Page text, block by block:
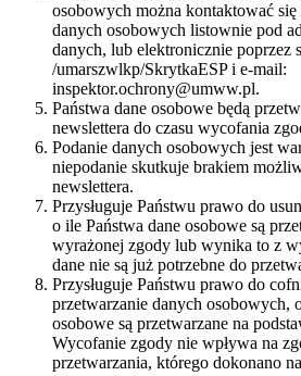
osobowych można kontaktować
danych osobowych listownie pod
danych, lub elektronicznie poprzez
/umarszwlkp/SkrytkaESP i e-mail:
inspektor.ochrony@umww.pl.
Państwa dane osobowe będą
newslettera do czasu wycofania
Podanie danych osobowych jest
niepodanie skutkuje brakiem
newslettera.
Przysługuje Państwu prawo do
o ile Państwa dane osobowe są
wyrażonej zgody lub wynika to z
dane nie są już potrzebne do
Przysługuje Państwu prawo do
przetwarzanie danych osobowych,
osobowe są przetwarzane na
Wycofanie zgody nie wpływa na
przetwarzania, którego dokonano